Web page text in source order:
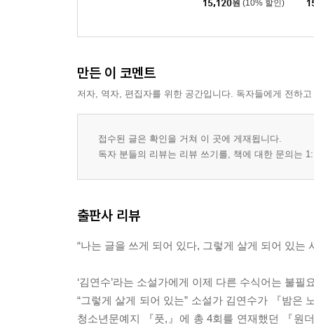
15,120원 (10% 할인)
만든 이 코멘트
저자, 역자, 편집자를 위한 공간입니다. 독자들에게 전하
접수된 글은 확인을 거쳐 이 곳에 게재됩니다.
독자 분들의 리뷰는 리뷰 쓰기를, 책에 대한 문의는
출판사 리뷰
“나는 글을 쓰게 되어 있다, 그렇게 살게 되어 있는
‘김연수’라는 소설가에게 이제 다른 수식어는 불
“그렇게 살게 되어 있는” 소설가 김연수가 『밤은
청소년문예지 『풋,』에 총 4회를 연재했던 『원